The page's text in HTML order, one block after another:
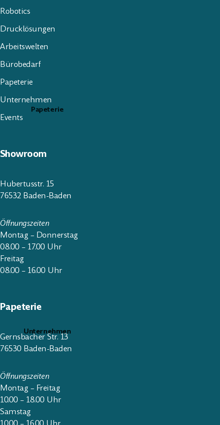
Papeterie
Unternehmen
Robotics
Drucklösungen
Arbeitswelten
Bürobedarf
Papeterie
Unternehmen
Events
Showroom
Hubertusstr. 15
76532 Baden-Baden
Öffnungszeiten
Montag – Donnerstag
08.00 – 17.00 Uhr
Freitag
08.00 – 16.00 Uhr
Papeterie
Gernsbacher Str. 13
76530 Baden-Baden
Öffnungszeiten
Montag – Freitag
10.00 – 18.00 Uhr
Samstag